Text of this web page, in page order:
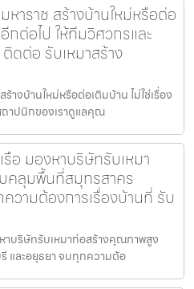
าราช สร้างบ้านใหม่หรือต่อ
กต่อไป ให้ทีมวิศวกรและ
ดต่อ รับเหมาสร้าง
างบ้านใหม่หรือต่อเติมบ้าน ไม่ใช่เรื่อง
าปนิกของเราดูแลคุณ
อ มองหาบริษัทรับเหมา
คลุมพื้นที่สมุทรสาคร
วามต้องการเรื่องบ้านที่ รับ
าบริษัทรับเหมาก่อสร้างคุณภาพสูง
และอยุธยา จบทุกความต้อ